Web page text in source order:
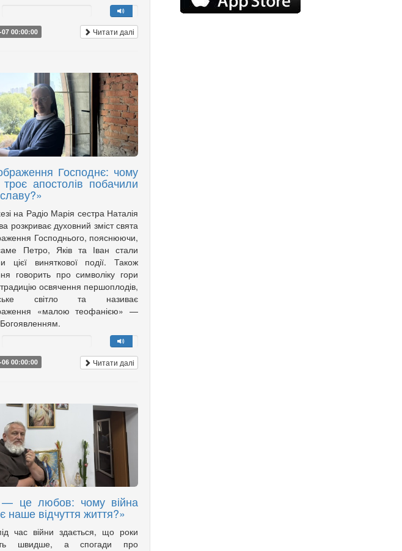
07 00:00:00 Читати далі
Господнє: чому
апостолів побачили
на Радіо Марія сестра Наталія
розкриває духовний зміст свята
Господнього, пояснюючи,
Петро, Яків та Іван стали
цієї виняткової події. Також
говорить про символіку гори
освячення першоплодів,
світло та називає
«малою теофанією» —
06 00:00:00 Читати далі
це любов: чому війна
наше відчуття життя?»
час війни здається, що роки
швидше, а спогади про